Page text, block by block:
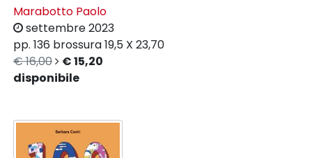
Marabotto Paolo
settembre 2023
pp. 136 brossura19,5 X 23,70
€ 16,00
€ 15,20
disponibile